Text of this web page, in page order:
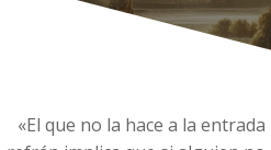
«El que no la hace a la